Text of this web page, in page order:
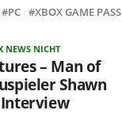
PC XBOX GAME PASS
NEWS NICHT
– Man of
Shawn